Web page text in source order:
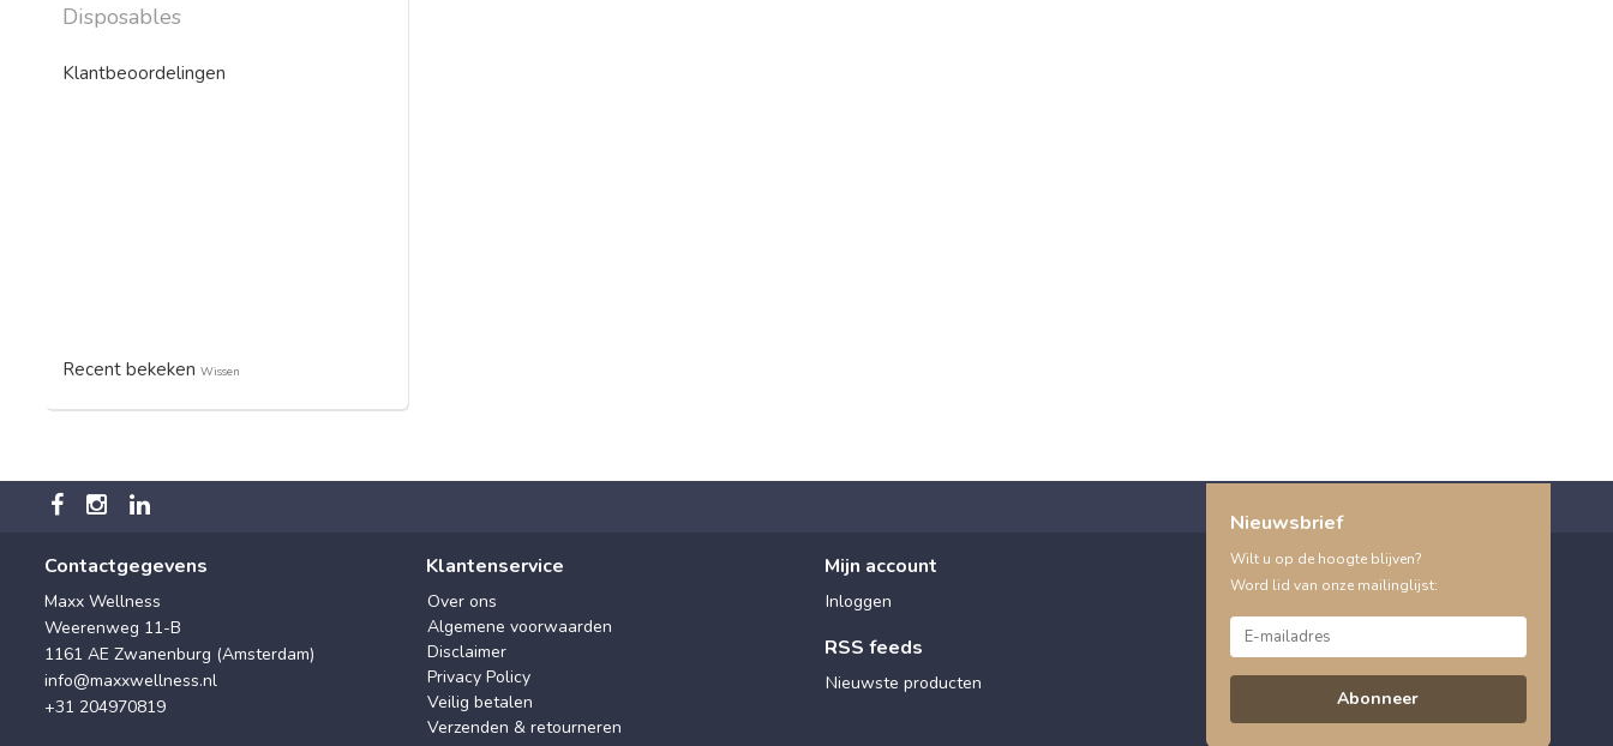
Disposables
Klantbeoordelingen
Recent bekeken Wissen
Contactgegevens
Maxx Wellness
Weerenweg 11-B
1161 AE Zwanenburg (Amsterdam)
info@maxxwellness.nl
+31 204970819
Klantenservice
Over ons
Algemene voorwaarden
Disclaimer
Privacy Policy
Veilig betalen
Verzenden & retourneren
Mijn account
Inloggen
RSS feeds
Nieuwste producten
Nieuwsbrief
Wilt u op de hoogte blijven?
Word lid van onze mailinglijst:
Abonneer